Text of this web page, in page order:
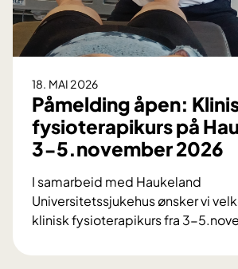
e
b
o
k
18. MAI 2026
Påmelding åpen:
fysioterapikurs på
3-5.november 2026
I samarbeid med Haukeland
Universitetssjukehus ønsker vi
klinisk fysioterapikurs fra 3-
å